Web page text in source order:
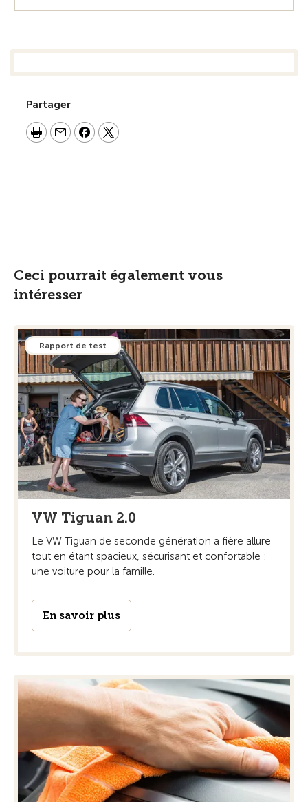
Partager
Ceci pourrait également vous
intéresser
Rapport de test
VW Tiguan 2.0
Le VW Tiguan de seconde génération a fière allure
tout en étant spacieux, sécurisant et confortable :
une voiture pour la famille.
En savoir plus